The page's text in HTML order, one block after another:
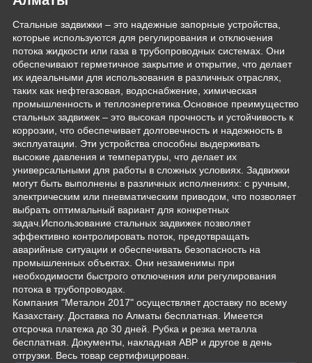
Стальные задвижки – это надежные запорные устройства,
которые используются для регулирования и отключения
потока жидкости или газа в трубопроводных системах. Они
обеспечивают герметичное закрытие и открытие, что делает
их идеальными для использования в различных отраслях,
таких как нефтегазовая, водоснабжение, химическая
промышленность и теплоэнергетика.Основное преимущество
стальных задвижек – это высокая прочность и устойчивость к
коррозии, что обеспечивает долговечность и надежность в
эксплуатации. Эти устройства способны выдерживать
высокие давления и температуры, что делает их
универсальными для работы в сложных условиях. Задвижки
могут быть выполнены в различных исполнениях: с ручным,
электрическим или пневматическим приводом, что позволяет
выбрать оптимальный вариант для конкретных
задач.Использование стальных задвижек позволяет
эффективно контролировать поток, предотвращать
аварийные ситуации и обеспечивать безопасность на
промышленных объектах. Они незаменимы при
необходимости быстрого отключения или регулирования
потока в трубопроводах.
Компания "Металон 2017" осуществляет доставку по всему
Казахстану. Доставка по Алматы бесплатная. Имеется
отсрочка платежа до 30 дней. Рубка и резка металла
бесплатная. Документы, накладная АВР и другое в день
отгрузки. Весь товар сертифицирован.